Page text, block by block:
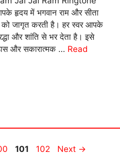
हृदय में भगवान राम और सीता
जागृत करती है। हर स्वर आपके
और शांति से भर देता है। इसे
और सकारात्मक … Read
Page
101 Page
102 Next →